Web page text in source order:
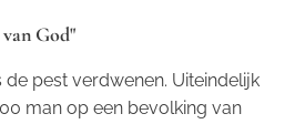
God"
de pest verdwenen. Uiteindelijk
man op een bevolking van